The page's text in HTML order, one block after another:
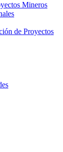
Mineros
de Proyectos